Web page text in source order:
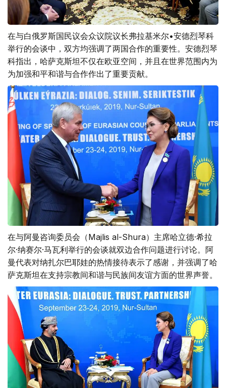
在与白俄罗斯国民议会众议院议长弗拉基米尔•安德烈琴科
举行的会谈中，双方均强调了两国合作的重要性。安德烈琴
科指出，哈萨克斯坦不仅在欧亚空间，并且在世界范围内为
为加强和平和谐与合作作出了重要贡献。
在与阿曼咨询委员会（Majlis al-Shura）主席哈立德·希拉
尔·纳赛尔·马瓦利举行的会谈就双边合作问题进行讨论。阿
曼代表对纳扎尔巴耶娃的热情接待表示了感谢，并强调了哈
萨克斯坦在支持宗教间和谐与民族间友谊方面的世界声誉。